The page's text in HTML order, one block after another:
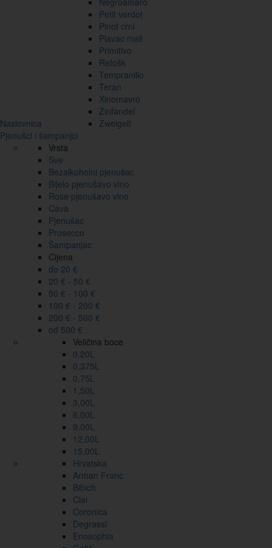
Naslovnica
Petit verdot
Pinot crni
Plavac mali
Primitivo
Refošk
Tempranillo
Teran
Xinomavro
Zinfandel
Zweigelt
Pjenušci i šampanjci
Vrsta
Sve
Bezalkoholni pjenušac
Bijelo pjenušavo vino
Rose pjenušavo vino
Cava
Pjenušac
Prosecco
Šampanjac
Cijena
do 20 €
20 € - 50 €
50 € - 100 €
100 € - 200 €
200 € - 500 €
od 500 €
Veličina boce
0,20L
0,375L
0,75L
1,50L
3,00L
6,00L
9,00L
12,00L
15,00L
Hrvatska
Arman Franc
Bibich
Clai
Coronica
Degrassi
Enosophia